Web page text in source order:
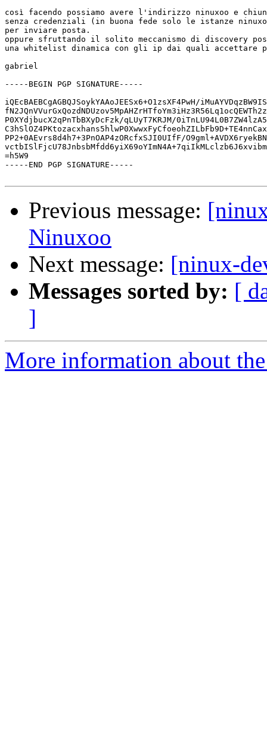
così facendo possiamo avere l'indirizzo ninuxoo e
senza credenziali (in buona fede solo le istanze
per inviare posta.
oppure sfruttando il solito meccanismo di discovery
una whitelist dinamica con gli ip dai quali accettare
gabriel
-----BEGIN PGP SIGNATURE-----
iQEcBAEBCgAGBQJSoykYAAoJEESx6+O1zsXF4PwH/
P0XYdjbucX2qPnTbBXyDcFzk/qLUyT7KRJM/
PP2+0AEvrs8d4h7+3PnOAP4zORcfxSJI0UIfF/
=h5W9
-----END PGP SIGNATURE-----
Previous message:
Ninuxoo
Next message: [ninux-
Messages sorted by: [
]
More information about